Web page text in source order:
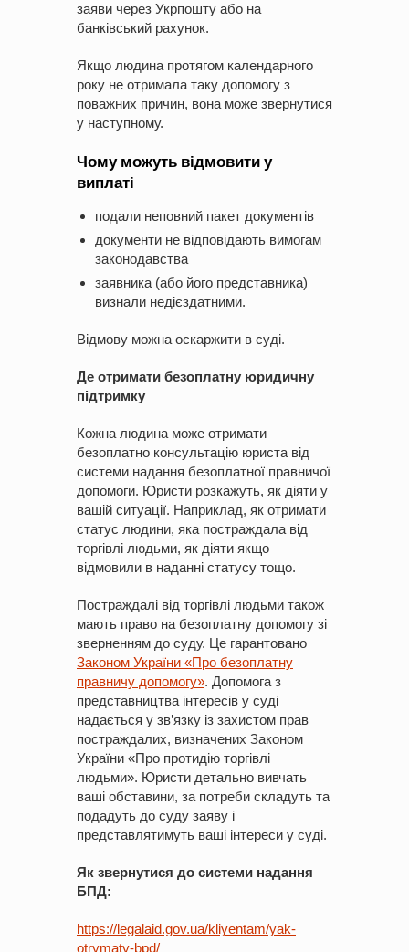
заяви через Укрпошту або на
банківський рахунок.
Якщо людина протягом календарного
року не отримала таку допомогу з
поважних причин, вона може звернутися
у наступному.
Чому можуть відмовити у
виплаті
подали неповний пакет документів
документи не відповідають вимогам
законодавства
заявника (або його представника)
визнали недієздатними.
Відмову можна оскаржити в суді.
Де отримати безоплатну юридичну
підтримку
Кожна людина може отримати
безоплатно консультацію юриста від
системи надання безоплатної правничої
допомоги. Юристи розкажуть, як діяти у
вашій ситуації. Наприклад, як отримати
статус людини, яка постраждала від
торгівлі людьми, як діяти якщо
відмовили в наданні статусу тощо.
Постраждалі від торгівлі людьми також
мають право на безоплатну допомогу зі
зверненням до суду. Це гарантовано
Законом України «Про безоплатну
правничу допомогу». Допомога з
представництва інтересів у суді
надається у зв’язку із захистом прав
постраждалих, визначених Законом
України «Про протидію торгівлі
людьми». Юристи детально вивчать
ваші обставини, за потреби складуть та
подадуть до суду заяву і
представлятимуть ваші інтереси у суді.
Як звернутися до системи надання
БПД:
https://legalaid.gov.ua/kliyentam/yak-
otrymaty-bpd/